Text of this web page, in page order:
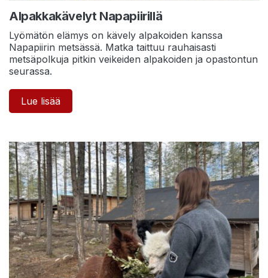
Alpakkakävelyt Napapiirillä
Lyömätön elämys on kävely alpakoiden kanssa
Napapiirin metsässä. Matka taittuu rauhaisasti
metsäpolkuja pitkin veikeiden alpakoiden ja opastontun
seurassa.
Lue lisää